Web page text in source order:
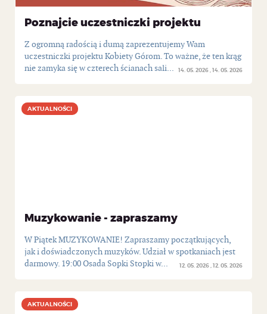
Poznajcie uczestniczki projektu
14. 05. 2026 14. 05. 2026
Z ogromną radością i dumą zaprezentujemy Wam
uczestniczki projektu Kobiety Górom. To ważne, że ten krąg
nie zamyka się w czterech ścianach sali...
Muzykowanie - zapraszamy
AKTUALNOŚCI
12. 05. 2026 12. 05. 2026
W Piątek MUZYKOWANIE! Zapraszamy początkujących,
jak i doświadczonych muzyków. Udział w spotkaniach jest
darmowy. 19:00 Osada Sopki Stopki w...
AKTUALNOŚCI
AKTUALNOŚCI
AKTUALNOŚCI